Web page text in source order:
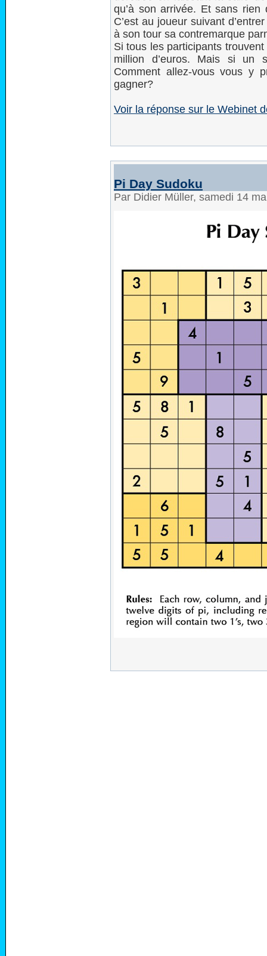
qu’à son arrivée. Et sans rien
C’est au joueur suivant
à son tour sa contremarque
Si tous les participants
million d’euros. Mais si un
Comment allez-vous vous y
gagner?
Voir la réponse sur le Webinet
Pi Day Sudoku
Par Didier Müller, samedi 14